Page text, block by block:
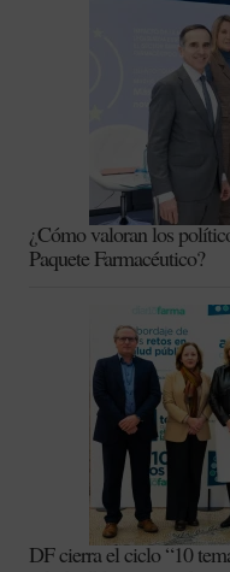
¿Cómo valoran los
Paquete Farmacéutico?
DF cierra el ciclo “10